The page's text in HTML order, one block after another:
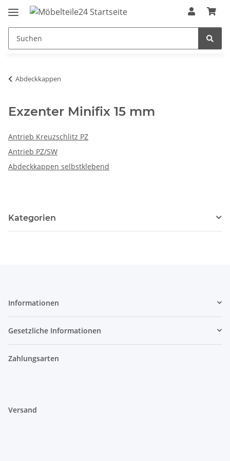
Abdeckkappen
Exzenter Minifix 15 mm
Antrieb Kreuzschlitz PZ
Antrieb PZ/SW
Abdeckkappen selbstklebend
Kategorien
Informationen
Gesetzliche Informationen
Zahlungsarten
Versand